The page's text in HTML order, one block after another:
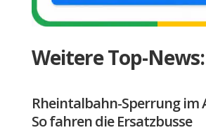
Weitere Top-News:
Rheintalbahn-Sperrung im
So fahren die Ersatzbusse